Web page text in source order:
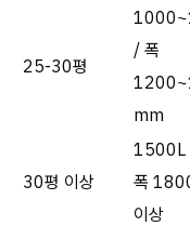
25-30평
/ 폭
mm
30평 이상
1500L
폭
이상